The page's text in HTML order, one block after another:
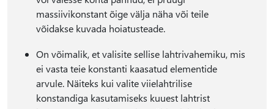
massiivikonstant õige välja näha või teile
võidakse kuvada hoiatusteade.
On võimalik, et valisite sellise lahtrivahemiku, mis
ei vasta teie konstanti kaasatud elementide
arvule. Näiteks kui valite viielahtrilise
konstandiga kasutamiseks kuuest lahtrist